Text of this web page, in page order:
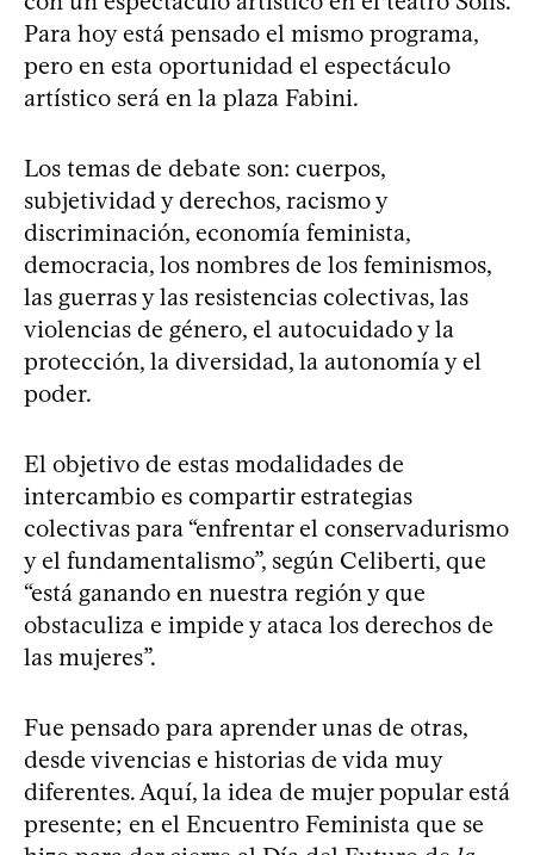
Para hoy está pensado el mismo programa,
pero en esta oportunidad el espectáculo
artístico será en la plaza Fabini.
Los temas de debate son: cuerpos,
subjetividad y derechos, racismo y
discriminación, economía feminista,
democracia, los nombres de los feminismos,
las guerras y las resistencias colectivas, las
violencias de género, el autocuidado y la
protección, la diversidad, la autonomía y el
poder.
El objetivo de estas modalidades de
intercambio es compartir estrategias
colectivas para “enfrentar el conservadurismo
y el fundamentalismo”, según Celiberti, que
“está ganando en nuestra región y que
obstaculiza e impide y ataca los derechos de
las mujeres”.
Fue pensado para aprender unas de otras,
desde vivencias e historias de vida muy
diferentes. Aquí, la idea de mujer popular está
presente; en el Encuentro Feminista que se